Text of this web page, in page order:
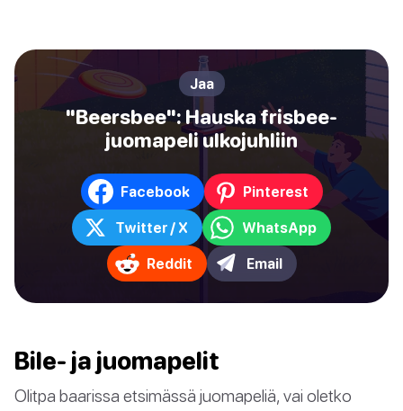
Jaa
"Beersbee": Hauska frisbee-
juomapeli ulkojuhliin
Facebook Pinterest
Twitter / X WhatsApp
Reddit Email
Bile- ja juomapelit
Olitpa baarissa etsimässä juomapeliä, vai oletko